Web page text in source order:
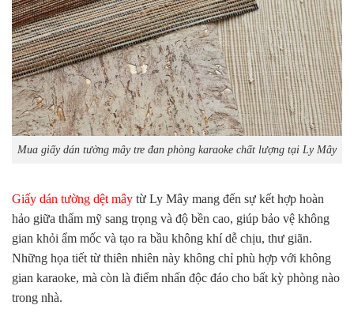
Mua giấy dán tường mây tre đan phòng karaoke chất lượng tại Ly Mây
Giấy dán tường dệt mây từ Ly Mây mang đến sự kết hợp hoàn
hảo giữa thẩm mỹ sang trọng và độ bền cao, giúp bảo vệ không
gian khỏi ẩm mốc và tạo ra bầu không khí dễ chịu, thư giãn.
Những họa tiết từ thiên nhiên này không chỉ phù hợp với không
gian karaoke, mà còn là điểm nhấn độc đáo cho bất kỳ phòng nào
trong nhà.